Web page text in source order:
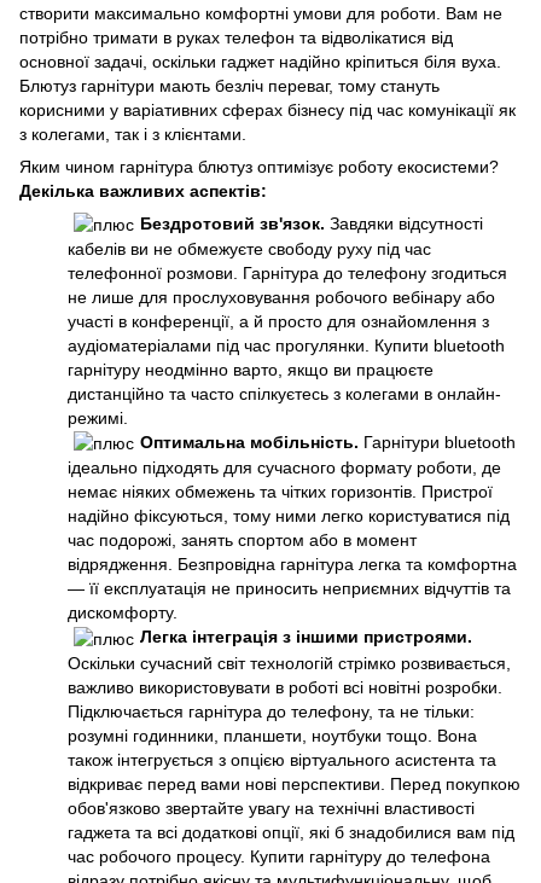
створити максимально комфортні умови для роботи. Вам не
потрібно тримати в руках телефон та відволікатися від
основної задачі, оскільки гаджет надійно кріпиться біля вуха.
Блютуз гарнітури мають безліч переваг, тому стануть
корисними у варіативних сферах бізнесу під час комунікації як
з колегами, так і з клієнтами.
Яким чином гарнітура блютуз оптимізує роботу екосистеми?
Декілька важливих аспектів:
Бездротовий зв'язок. Завдяки відсутності
кабелів ви не обмежуєте свободу руху під час
телефонної розмови. Гарнітура до телефону згодиться
не лише для прослуховування робочого вебінару або
участі в конференції, а й просто для ознайомлення з
аудіоматеріалами під час прогулянки. Купити bluetooth
гарнітуру неодмінно варто, якщо ви працюєте
дистанційно та часто спілкуєтесь з колегами в онлайн-
режимі.
Оптимальна мобільність. Гарнітури bluetooth
ідеально підходять для сучасного формату роботи, де
немає ніяких обмежень та чітких горизонтів. Пристрої
надійно фіксуються, тому ними легко користуватися під
час подорожі, занять спортом або в момент
відрядження. Безпровідна гарнітура легка та комфортна
— її експлуатація не приносить неприємних відчуттів та
дискомфорту.
Легка інтеграція з іншими пристроями.
Оскільки сучасний світ технологій стрімко розвивається,
важливо використовувати в роботі всі новітні розробки.
Підключається гарнітура до телефону, та не тільки:
розумні годинники, планшети, ноутбуки тощо. Вона
також інтегрується з опцією віртуального асистента та
відкриває перед вами нові перспективи. Перед покупкою
обов'язково звертайте увагу на технічні властивості
гаджета та всі додаткові опції, які б знадобилися вам під
час робочого процесу. Купити гарнітуру до телефона